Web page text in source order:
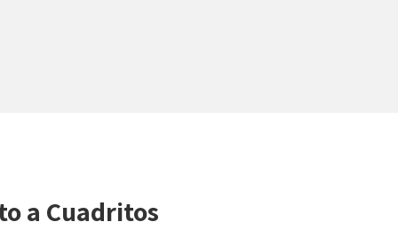
a Cuadritos